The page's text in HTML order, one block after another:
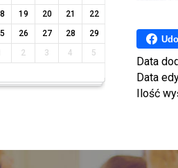
Data
Data
Ilość
19 20 21
22
26 27 28
29
2 3 4 5